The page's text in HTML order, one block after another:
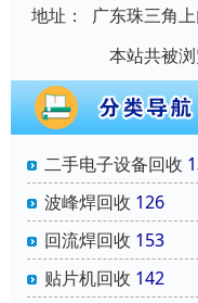
地址：
广东珠三角
本站共被
二手电子设备回收
波峰焊回收 126
回流焊回收 153
贴片机回收 142